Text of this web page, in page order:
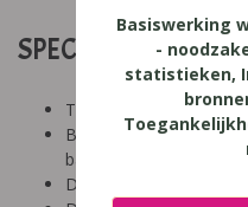
SPECIFICATIES:
Tool: niet van
Besproken Leeftijd:
basisonderwijs (9-12
Diagnose: NLD
Basiswerking
-
statistieken,